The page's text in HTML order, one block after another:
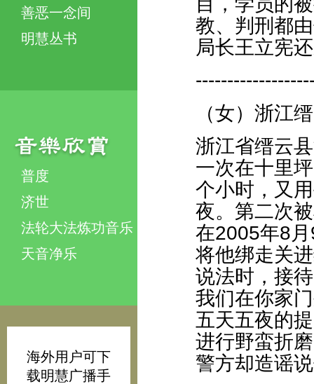
善恶一念间
明慧丛书
普度
济世
法轮大法炼功音乐
天音净乐
海外用户可下
载明慧广播手
教、判刑都
局长王立宪
（女）浙江
浙江省缙云
一次在十里
个小时，又
夜。第二次
在2005年8
将他绑走关
说法时，接
我们在你家
五天五夜的
进行野蛮折
警方却造谣